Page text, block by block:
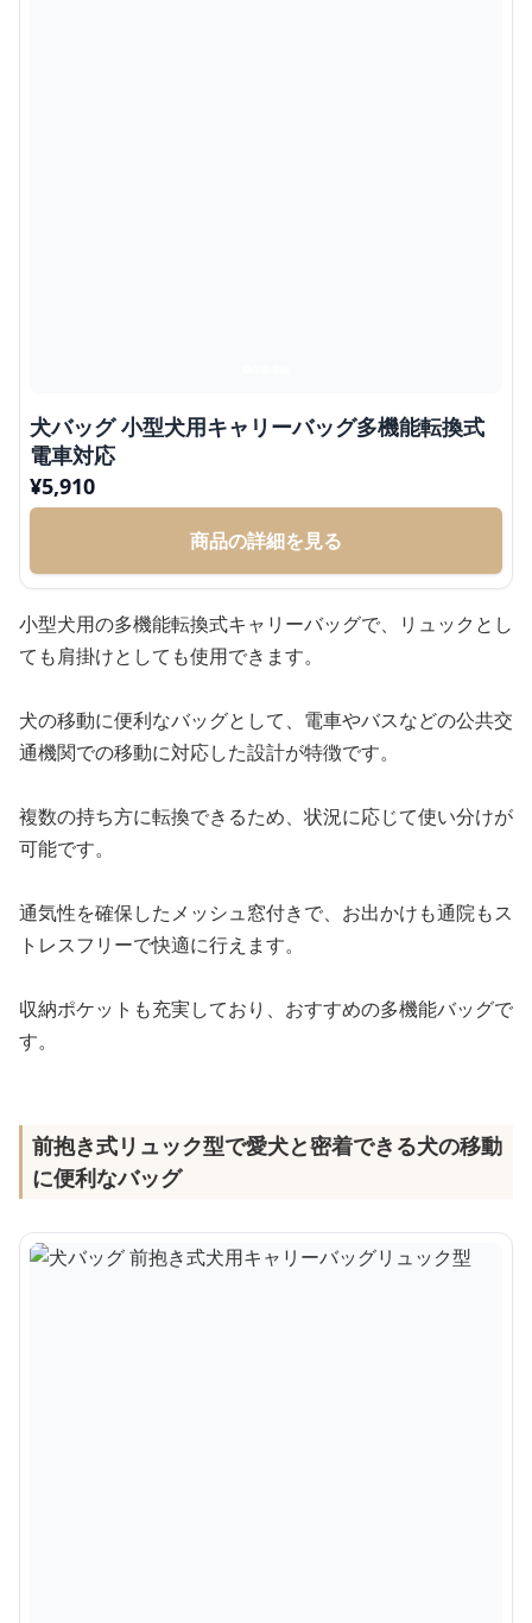
犬バッグ 小型犬用キャリーバッグ多機能転換式
電車対応
¥5,910
商品の詳細を見る
小型犬用の多機能転換式キャリーバッグで、リュックとし
ても肩掛けとしても使用できます。
犬の移動に便利なバッグとして、電車やバスなどの公共交
通機関での移動に対応した設計が特徴です。
複数の持ち方に転換できるため、状況に応じて使い分けが
可能です。
通気性を確保したメッシュ窓付きで、お出かけも通院もス
トレスフリーで快適に行えます。
収納ポケットも充実しており、おすすめの多機能バッグで
す。
前抱き式リュック型で愛犬と密着できる犬の移動
に便利なバッグ